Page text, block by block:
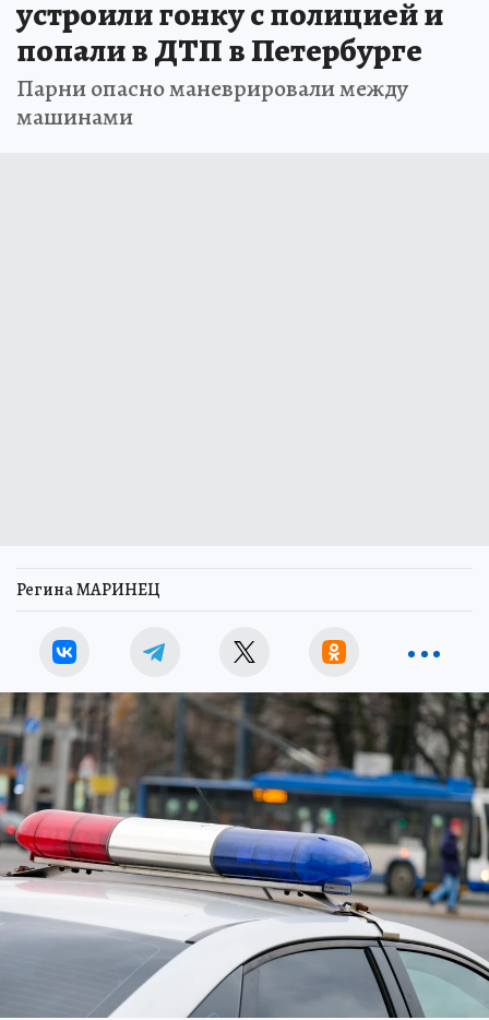
устроили гонку с полицией и
попали в ДТП в Петербурге
Парни опасно маневрировали между
машинами
Регина МАРИНЕЦ